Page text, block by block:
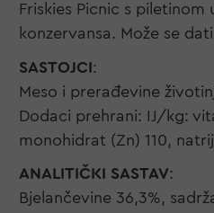
Friskies Picnic s
konzervansa. Može se
SASTOJCI:
Meso i prerađevine
Dodaci prehrani: IJ/kg:
monohidrat (Zn) 110,
ANALITIČKI SASTAV:
Bjelančevine 36,3%,